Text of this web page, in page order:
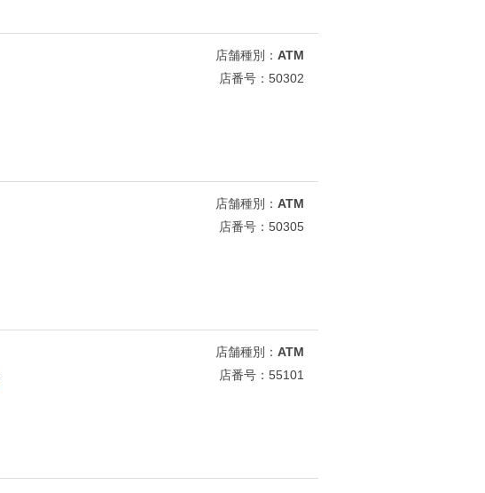
店舗種別： ATM
店番号：50302
店舗種別： ATM
店番号：50305
店舗種別： ATM
店番号：55101